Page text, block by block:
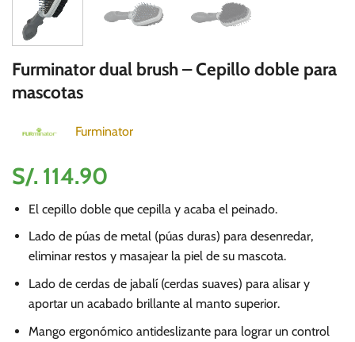
Furminator dual brush – Cepillo doble para
mascotas
Furminator
S/. 114.90
El cepillo doble que cepilla y acaba el peinado.
Lado de púas de metal (púas duras) para desenredar,
eliminar restos y masajear la piel de su mascota.
Lado de cerdas de jabalí (cerdas suaves) para alisar y
aportar un acabado brillante al manto superior.
Mango ergonómico antideslizante para lograr un control